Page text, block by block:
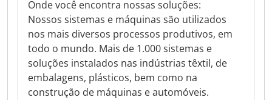
Onde você encontra nossas soluções:
Nossos sistemas e máquinas são utilizados
nos mais diversos processos produtivos, em
todo o mundo. Mais de 1.000 sistemas e
soluções instalados nas indústrias têxtil, de
embalagens, plásticos, bem como na
construção de máquinas e automóveis.